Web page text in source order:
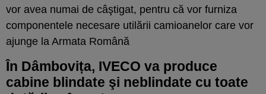
vor avea numai de câştigat, pentru că vor furniza
componentele necesare utilării camioanelor care vor
ajunge la Armata Română
În Dâmbovița, IVECO va produce
cabine blindate şi neblindate cu toate